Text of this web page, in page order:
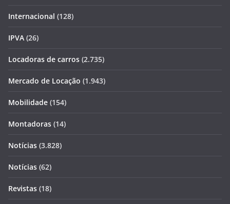
Internacional (128)
IPVA (26)
Locadoras de carros (2.735)
Mercado de Locação (1.943)
Mobilidade (154)
Montadoras (14)
Notícias (3.828)
Notícias (62)
Revistas (18)